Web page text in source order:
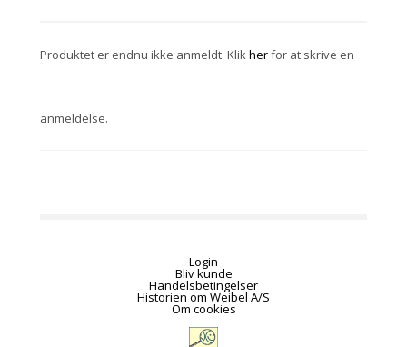
Produktet er endnu ikke anmeldt. Klikherfor at skrive en
anmeldelse.
Login
Bliv kunde
Handelsbetingelser
Historien om Weibel A/S
Om cookies